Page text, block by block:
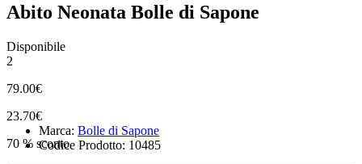
Abito Neonata Bolle di Sapone
Disponibile
2
79.00€
23.70€
70 % sconto
Marca: Bolle di Sapone
Codice Prodotto: 10485